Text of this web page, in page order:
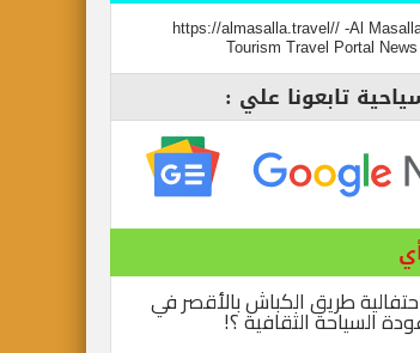
https://
Tourism Travel
علي :
الكباش بالأقصر في
الثقافية ؟!